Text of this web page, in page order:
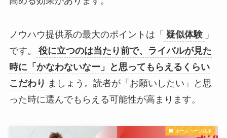
ノウハウ提供系の最大のポイントは「 疑似体験 」
です。
役に立つのは当たり前で、ライバルが見た
時に「かなわないなー」と思ってもらえるくらい
こだわり ましょう。読者が「お願いしたい」と思
った時に選んでもらえる可能性が高まります。
ホームページ活用